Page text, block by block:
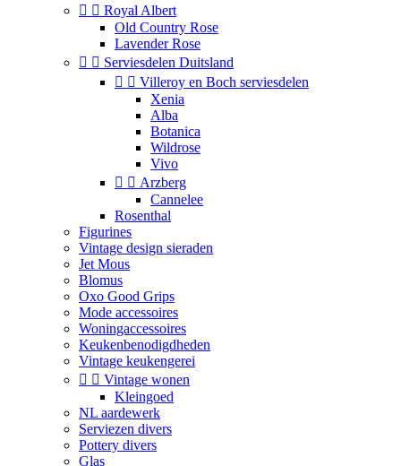
  Royal Albert
Old Country Rose
Lavender Rose
  Serviesdelen Duitsland
  Villeroy en Boch serviesdelen
Xenia
Alba
Botanica
Wildrose
Vivo
  Arzberg
Cannelee
Rosenthal
Figurines
Vintage design sieraden
Jet Mous
Blomus
Oxo Good Grips
Mode accessoires
Woningaccessoires
Keukenbenodigdheden
Vintage keukengerei
  Vintage wonen
Kleingoed
NL aardewerk
Serviezen divers
Pottery divers
Glas